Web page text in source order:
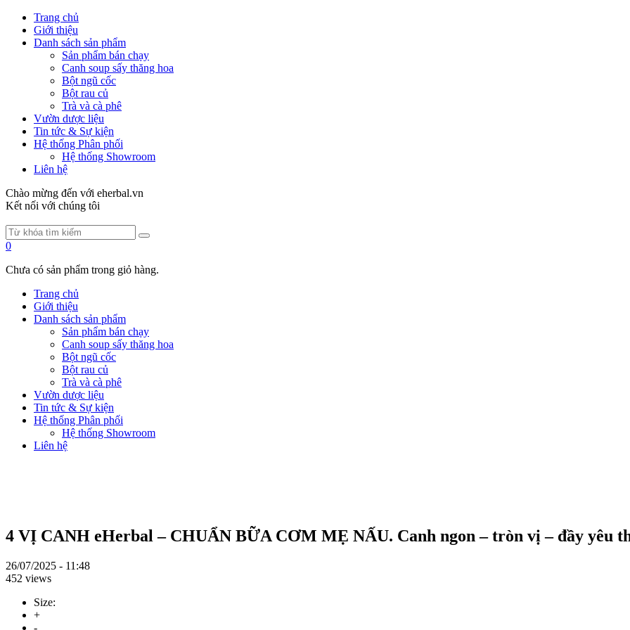
Trang chủ
Giới thiệu
Danh sách sản phẩm
Sản phẩm bán chạy
Canh soup sấy thăng hoa
Bột ngũ cốc
Bột rau củ
Trà và cà phê
Vườn dược liệu
Tin tức & Sự kiện
Hệ thống Phân phối
Hệ thống Showroom
Liên hệ
Chào mừng đến với eherbal.vn
Kết nối với chúng tôi
0
Chưa có sản phẩm trong giỏ hàng.
Trang chủ
Giới thiệu
Danh sách sản phẩm
Sản phẩm bán chạy
Canh soup sấy thăng hoa
Bột ngũ cốc
Bột rau củ
Trà và cà phê
Vườn dược liệu
Tin tức & Sự kiện
Hệ thống Phân phối
Hệ thống Showroom
Liên hệ
4 VỊ CANH eHerbal – CHUẨN BỮA CƠM MẸ NẤU. Canh ngon – tròn vị – đầy yêu
26/07/2025 - 11:48
452 views
Size:
+
-